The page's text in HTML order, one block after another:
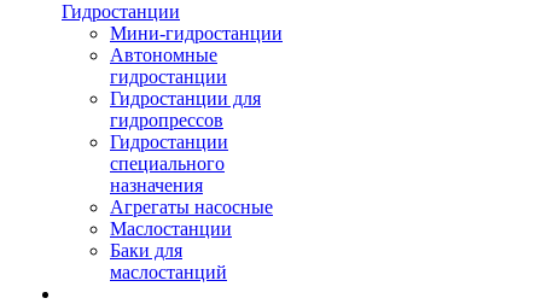
Гидростанции
Мини-гидростанции
Автономные
гидростанции
Гидростанции для
гидропрессов
Гидростанции
специального
назначения
Агрегаты насосные
Маслостанции
Баки для
маслостанций